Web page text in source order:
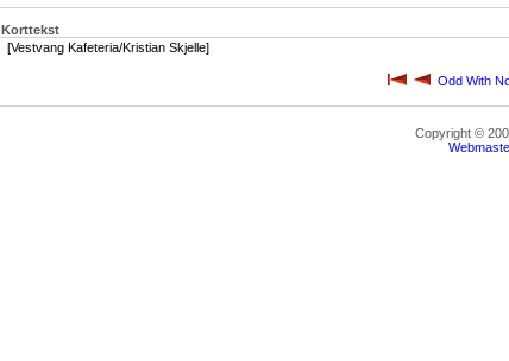
Korttekst
[Vestvang Kafeteria/Kristian Skjelle]
Odd With
Copyright ©